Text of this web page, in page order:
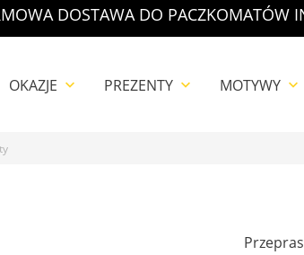
DOSTAWA DO PACZKOMATÓW
OKAZJE keyboard_arrow_down PREZENTY keyboard_arrow_down MOTYWY keyboard_arrow_down